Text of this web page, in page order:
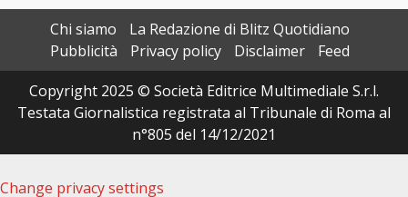
Chi siamo
La Redazione di Blitz Quotidiano
Pubblicità
Privacy policy Disclaimer
Feed
Copyright 2025 © Società Editrice Multimediale S.r.l.
Testata Giornalistica registrata al Tribunale di Roma al
n°805 del 14/12/2021
Change privacy settings